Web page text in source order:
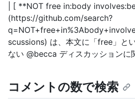
| [ **NOT free in:body
(https://github.com/search?
scussions) は、本文に「free」と
ない @becca ディスカッションに
コメントの数で検索